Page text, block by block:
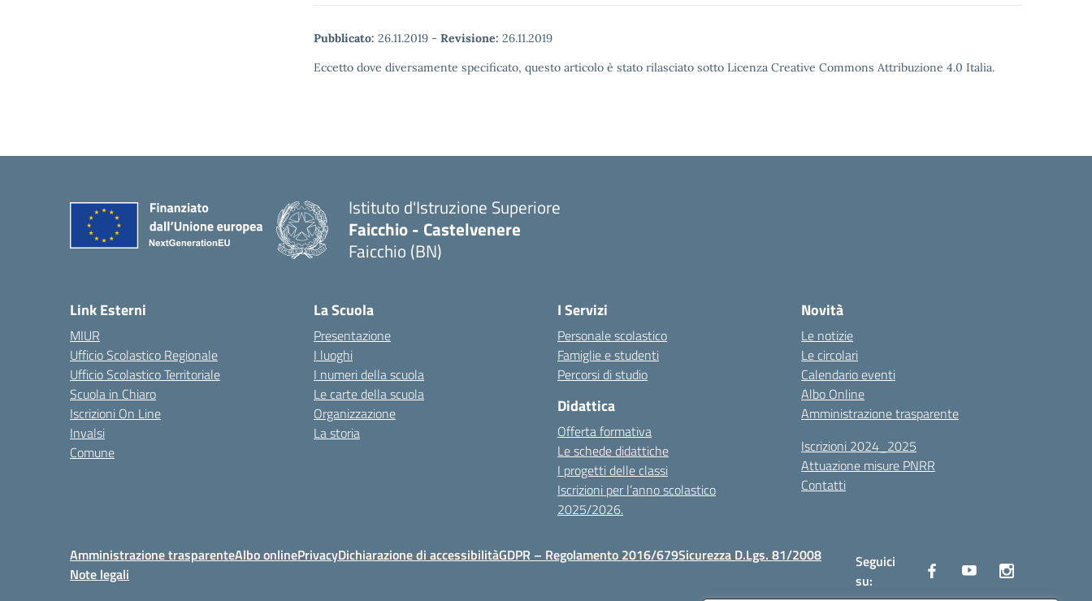
Pubblicato: 26.11.2019 - Revisione: 26.11.2019
Eccetto dove diversamente specificato, questo articolo è stato rilasciato sotto Licenza Creative Commons Attribuzione 4.0 Italia.
Istituto d'Istruzione Superiore
Faicchio - Castelvenere
Faicchio (BN)
Link Esterni
MIUR
Ufficio Scolastico Regionale
Ufficio Scolastico Territoriale
Scuola in Chiaro
Iscrizioni On Line
Invalsi
Comune
La Scuola
Presentazione
I luoghi
I numeri della scuola
Le carte della scuola
Organizzazione
La storia
I Servizi
Personale scolastico
Famiglie e studenti
Percorsi di studio
Didattica
Offerta formativa
Le schede didattiche
I progetti delle classi
Iscrizioni per l’anno scolastico
2025/2026.
Novità
Le notizie
Le circolari
Calendario eventi
Albo Online
Amministrazione trasparente
Iscrizioni 2024_2025
Attuazione misure PNRR
Contatti
Amministrazione trasparenteAlbo onlinePrivacyDichiarazione di accessibilitàGDPR – Regolamento 2016/679Sicurezza D.Lgs. 81/2008
Note legali
Seguici
su: